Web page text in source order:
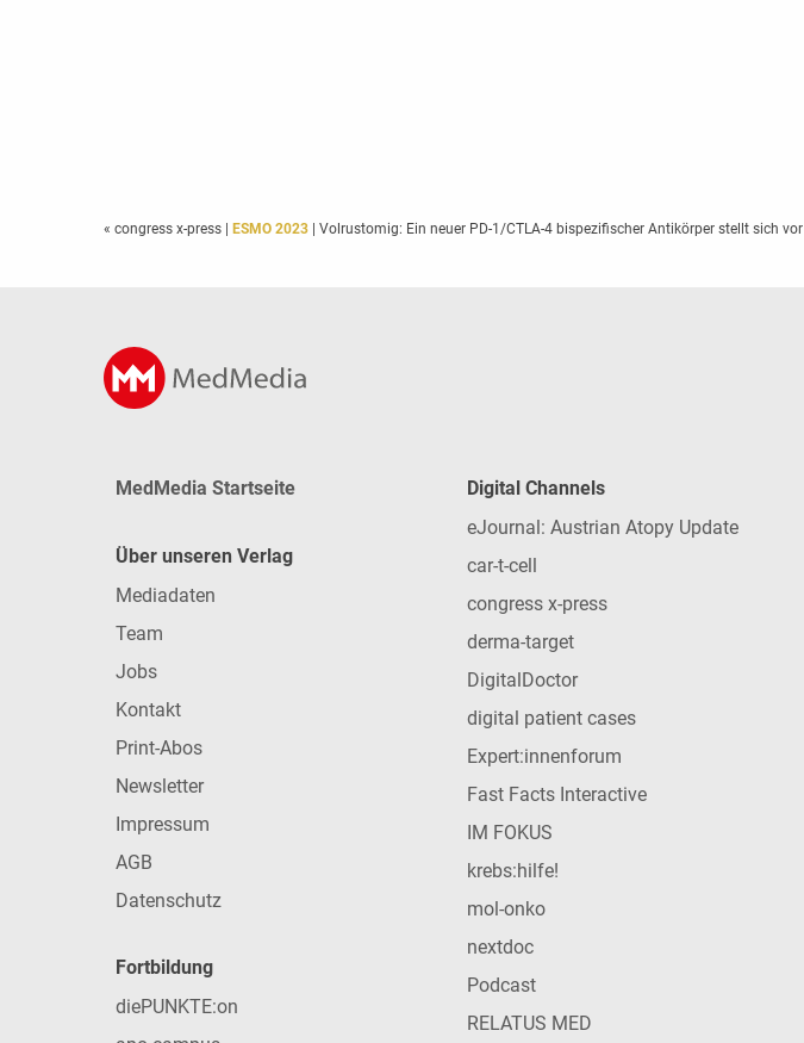
« congress x-press ESMO 2023 | Volrustomig: Ein neuer PD-1/CTLA-4 bispezifischer Antikörper stellt sich vor
MedMedia Startseite
Über unseren Verlag
Mediadaten
Team
Jobs
Kontakt
Print-Abos
Newsletter
Impressum
AGB
Datenschutz
Fortbildung
diePUNKTE:on
Digital Channels
eJournal: Austrian Atopy Update
car-t-cell
congress x-press
derma-target
DigitalDoctor
digital patient cases
Expert:innenforum
Fast Facts Interactive
IM FOKUS
krebs:hilfe!
mol-onko
nextdoc
Podcast
RELATUS MED